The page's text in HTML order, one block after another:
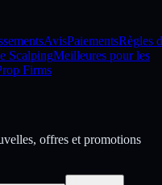
AvisPaiementsRègles
ScalpingMeilleures pour les
Firms
offres et promotions